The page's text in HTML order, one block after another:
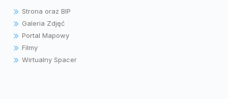
Strona oraz BIP
Galeria Zdjęć
Portal Mapowy
Filmy
Wirtualny Spacer